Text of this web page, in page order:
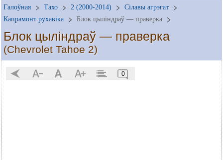
Галоўная Тахо 2 (2000-2014)
Сілавы агрэгат
Капрамонт рухавіка
Блок цыліндраў — праверка
Блок цыліндраў — праверка
(Chevrolet Tahoe 2)
0